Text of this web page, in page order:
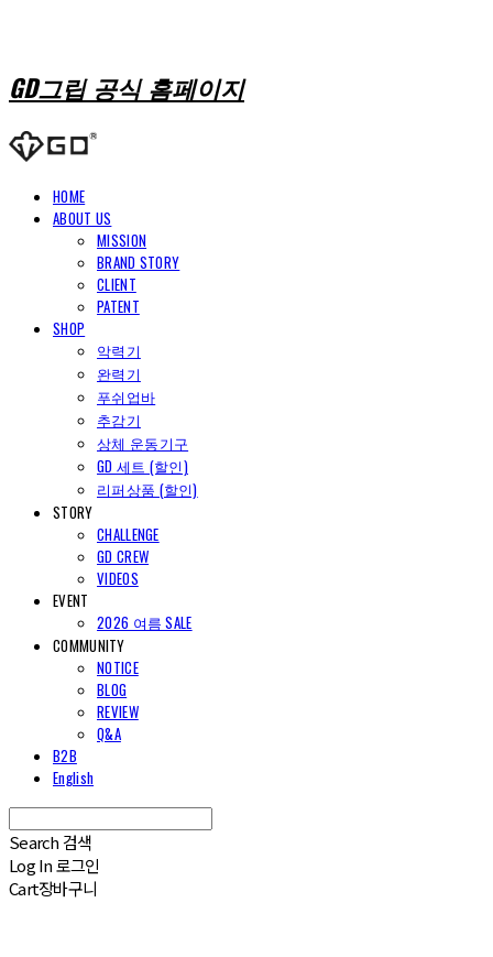
GD그립 공식 홈페이지
HOME
ABOUT US
MISSION
BRAND STORY
CLIENT
PATENT
SHOP
악력기
완력기
푸쉬업바
추감기
상체 운동기구
GD 세트 (할인)
리퍼상품 (할인)
STORY
CHALLENGE
GD CREW
VIDEOS
EVENT
2026 여름 SALE
COMMUNITY
NOTICE
BLOG
REVIEW
Q&A
B2B
English
Search 검색
Log In로그인
Cart장바구니